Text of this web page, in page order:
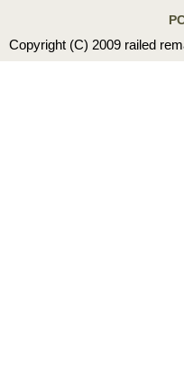
Copyright (C) 2009 railed